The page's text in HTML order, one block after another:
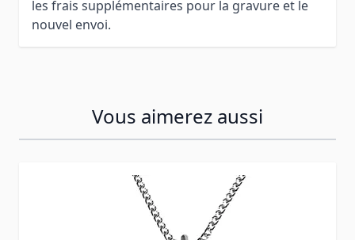
les frais supplémentaires pour la gravure et le
nouvel envoi.
Vous aimerez aussi